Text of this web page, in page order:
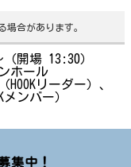
合があります。
開場 13:30）
ホール
リーダー）、
メンバー）
集中！